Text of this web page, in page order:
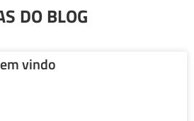
DO BLOG
vindo